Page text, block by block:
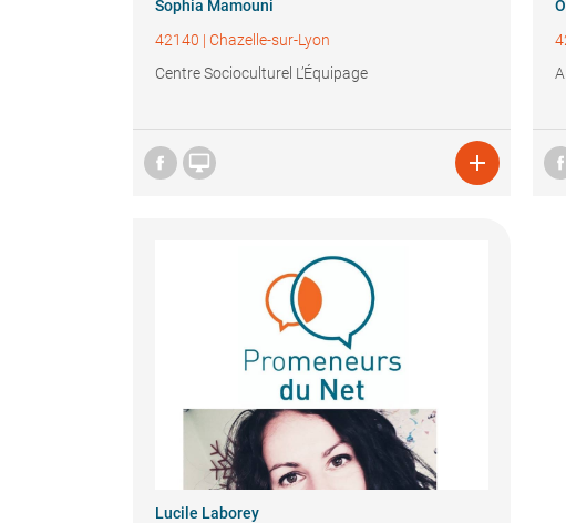
Sophia Mamouni
42140 | Chazelle-sur-Lyon
Centre Socioculturel L’Équipage
 
Lucile Laborey